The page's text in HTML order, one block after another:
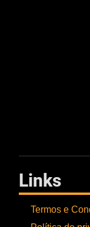
Links
Termos e